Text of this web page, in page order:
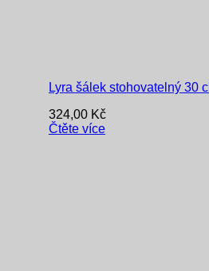
Lyra šálek stohovatelný 30 cl
324,00 Kč
Čtěte více